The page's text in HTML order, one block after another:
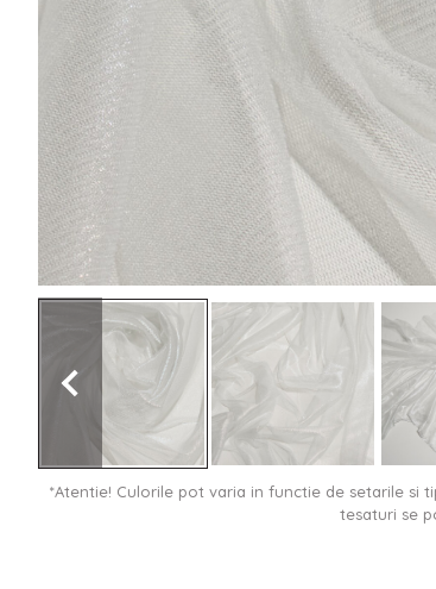
*Atentie! Culorile pot varia in functie de setarile si
tesaturi se